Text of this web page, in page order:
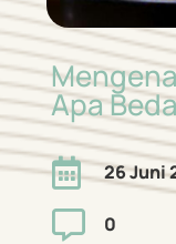
Apa
 26 Juni
 0